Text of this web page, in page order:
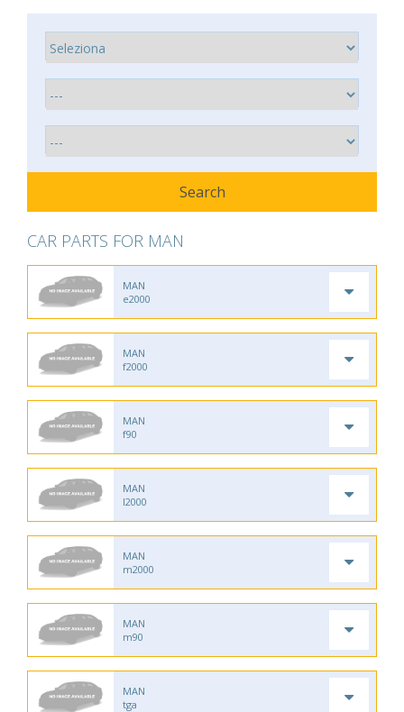
CAR PARTS FOR MAN
MAN
e2000
MAN
f2000
MAN
f90
MAN
l2000
MAN
m2000
MAN
m90
MAN
tga